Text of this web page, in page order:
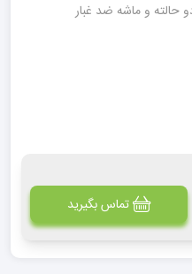
حالته و ماشه ضد غبار
تماس بگیرید